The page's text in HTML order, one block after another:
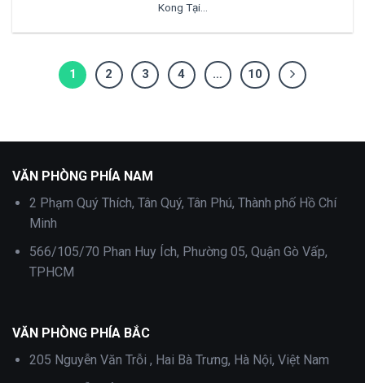
Kong Tại...
1 2 3 4 … 10
VĂN PHÒNG PHÍA NAM
2 Phạm Quý Thích, Tân Quý, Tân Phú, Thành phố Hồ Chí
Minh
566/105/70 Phan Huy Ích, Phường 05, Quận Gò Vấp,
TPHCM
VĂN PHÒNG PHÍA BẮC
205 Nguyễn Văn Trỗi , Hai Bà Trưng, Hà Nội, Việt Nam